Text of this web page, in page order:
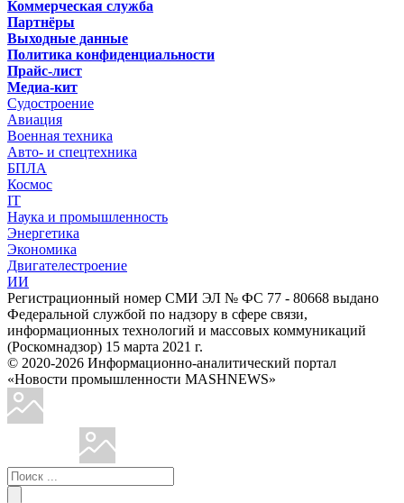
Коммерческая служба
Партнёры
Выходные данные
Политика конфиденциальности
Прайс-лист
Медиа-кит
Судостроение
Авиация
Военная техника
Авто- и спецтехника
БПЛА
Космос
IT
Наука и промышленность
Энергетика
Экономика
Двигателестроение
ИИ
Регистрационный номер СМИ ЭЛ № ФС 77 - 80668 выдано
Федеральной службой по надзору в сфере связи,
информационных технологий и массовых коммуникаций
(Роскомнадзор) 15 марта 2021 г.
© 2020-2026 Информационно-аналитический портал
«Новости промышленности MASHNEWS»